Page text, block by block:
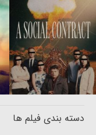
دسته بندی فیلم ها